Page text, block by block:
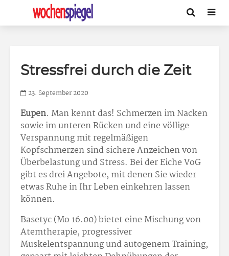
Stressfrei durch die Zeit
23. September 2020
Eupen. Man kennt das! Schmerzen im Nacken
sowie im unteren Rücken und eine völlige
Verspannung mit regelmäßigen
Kopfschmerzen sind sichere Anzeichen von
Überbelastung und Stress. Bei der Eiche VoG
gibt es drei Angebote, mit denen Sie wieder
etwas Ruhe in Ihr Leben einkehren lassen
können.
Basetyc (Mo 16.00) bietet eine Mischung von
Atemtherapie, progressiver
Muskelentspannung und autogenem Training,